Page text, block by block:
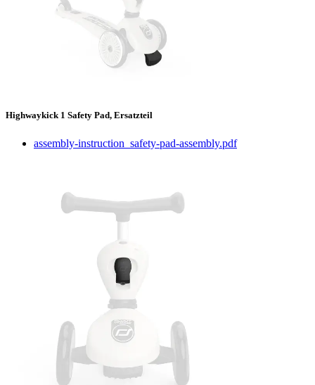
Highwaykick 1 Safety Pad, Ersatzteil
assembly-instruction_safety-pad-assembly.pdf